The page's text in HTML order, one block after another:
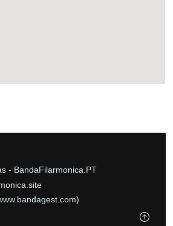
- BandaFilarmonica.PT